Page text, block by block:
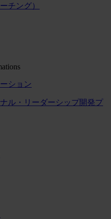
チング）
ション
ル・リーダーシップ開発プ